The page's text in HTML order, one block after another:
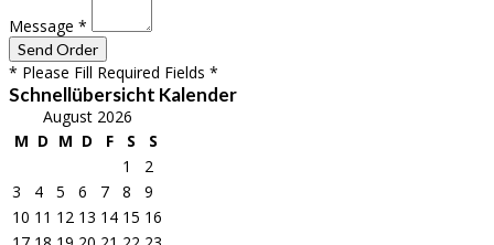
Message *
* Please Fill Required Fields *
Schnellübersicht Kalender
August 2026
M D M D F S S
1
2
3
4 5 6 7 8
9
10 11 12 13 14 15 16